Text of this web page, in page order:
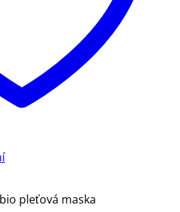
pleťová maska